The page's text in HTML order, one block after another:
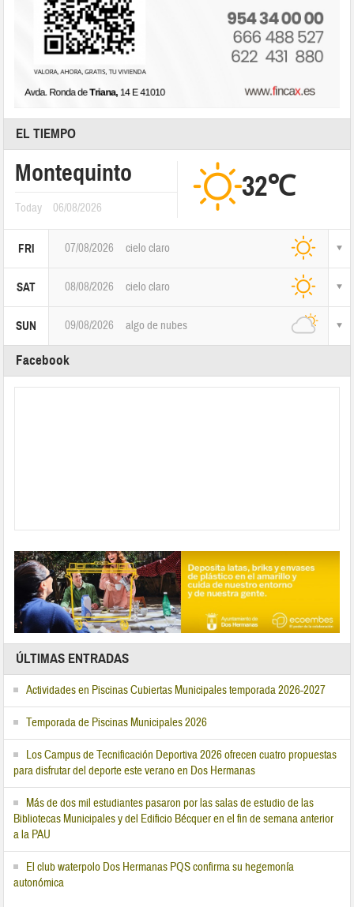
EL TIEMPO
Montequinto
Today 06/08/2026
32℃
FRI 07/08/2026 cielo claro
SAT 08/08/2026 cielo claro
SUN 09/08/2026 algo de nubes
Facebook
ÚLTIMAS ENTRADAS
Actividades en Piscinas Cubiertas Municipales temporada 2026-2027
Temporada de Piscinas Municipales 2026
Los Campus de Tecnificación Deportiva 2026 ofrecen cuatro propuestas
para disfrutar del deporte este verano en Dos Hermanas
Más de dos mil estudiantes pasaron por las salas de estudio de las
Bibliotecas Municipales y del Edificio Bécquer en el fin de semana anterior
a la PAU
El club waterpolo Dos Hermanas PQS confirma su hegemonía
autonómica